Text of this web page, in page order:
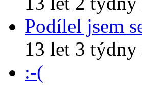
Podílel jsem
13 let 3 týdny
:-(